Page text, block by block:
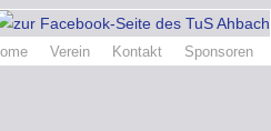
Verein Kontakt Sponsoren